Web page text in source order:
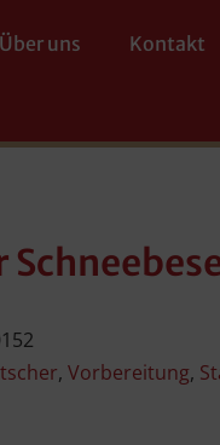
Über uns Kontakt
, Vorbereitung,